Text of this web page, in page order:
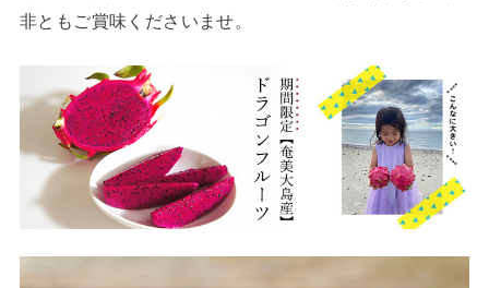
非ともご賞味くださいませ。